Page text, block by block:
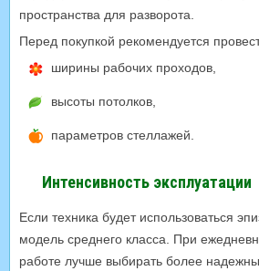
пространства для разворота.
Перед покупкой рекомендуется
ширины рабочих проходов,
высоты потолков,
параметров стеллажей.
Интенсивность эксплуатации
Если техника будет использоваться
модель среднего класса. При
работе лучше выбирать более